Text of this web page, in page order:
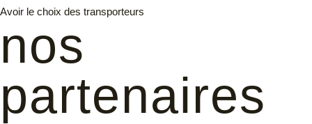
Avoir le choix des transporteurs
nos
partenaires